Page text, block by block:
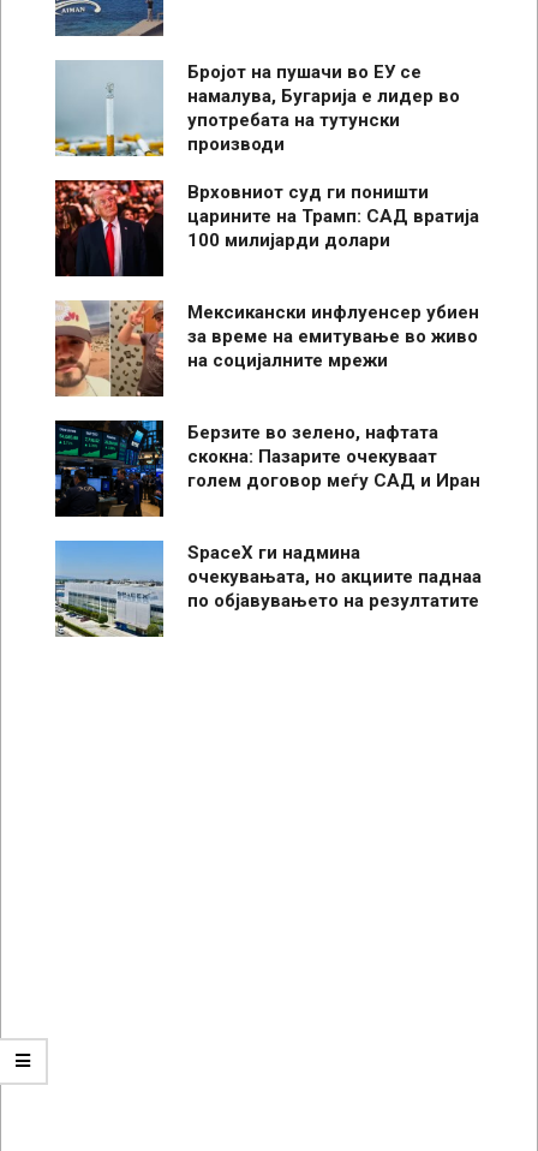
Бројот на пушачи во ЕУ се
намалува, Бугарија е лидер во
употребата на тутунски
производи
Врховниот суд ги поништи
царините на Трамп: САД вратија
100 милијарди долари
Мексикански инфлуенсер убиен
за време на емитување во живо
на социјалните мрежи
Берзите во зелено, нафтата
скокна: Пазарите очекуваат
голем договор меѓу САД и Иран
SpaceX ги надмина
очекувањата, но акциите паднаа
по објавувањето на резултатите